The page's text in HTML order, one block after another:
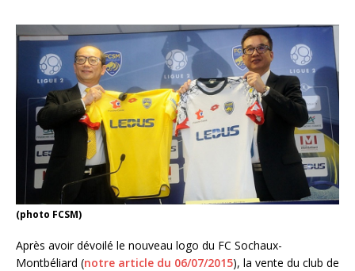
(photo FCSM)
Après avoir dévoilé le nouveau logo du FC Sochaux-
Montbéliard (notre article du 06/07/2015), la vente du club de